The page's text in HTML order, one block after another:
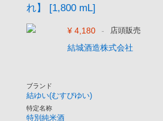
れ】 [1,800 mL]
¥ 4,180 - 店頭販売
結城酒造株式会社
ブランド
結ゆい(むすびゆい)
特定名称
特別純米酒